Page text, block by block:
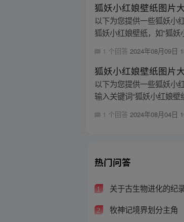
狐妖小红娘壁纸图片
以下为您提供一些狐妖小
狐妖小红娘壁纸，如“狐
1 个回答 2024年08月09日
狐妖小红娘壁纸图片
以下为您提供一些狐妖小
输入关键词“狐妖小红娘
1 个回答2024年08月04日
热门问答
1 关于古生物进化的纪
2 牧神记境界划分主角